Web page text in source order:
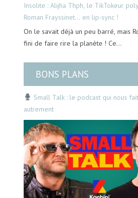
Insolite : Alijha Thph, le TikTokeur
Roman Frayssinet… en lip-sync !
On le savait déjà un peu barré, mais
fini de faire rire la planète ! Ce…
BONS PLANS
Small Talk : le podcast qui nous
autrement